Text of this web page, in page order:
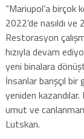
“Mariupol’a
2022’de nasıldı
Restorasyon
hızıyla devam
yeni binalara
İnsanlar barışçıl bir
yeniden
umut ve
Lutskan.